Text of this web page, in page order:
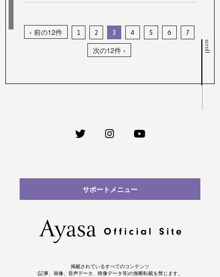
‹ 前の12件 1 2 3 4 5 6 7
次の12件 › scroll
サポートメニュー
掲載されているすべてのコンテンツ
(記事、画像、音声データ、映像データ等)の無断転載を禁じます。